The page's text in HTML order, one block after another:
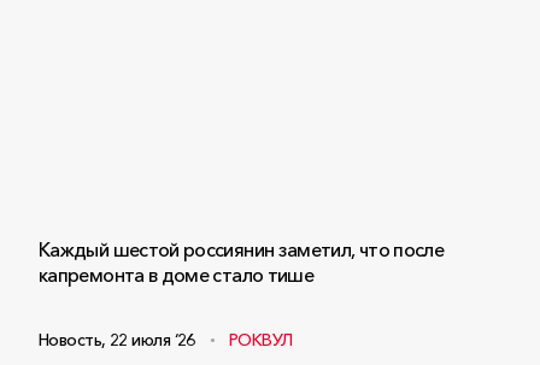
Каждый шестой россиянин заметил, что после
капремонта в доме стало тише
Новость, 22 июля ‘26 РОКВУЛ